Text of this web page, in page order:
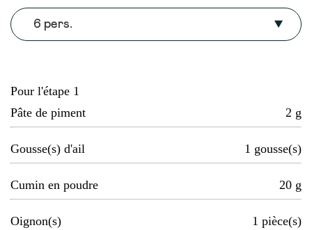
6 pers.
Pour l'étape 1
Pâte de piment
2 g
Gousse(s) d'ail 1 gousse(s)
Cumin en poudre 20 g
Oignon(s) 1 pièce(s)